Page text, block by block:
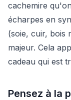
cachemire
écharpes en
(soie, cuir, bois
majeur. Cela
cadeau qui est
Pensez à la